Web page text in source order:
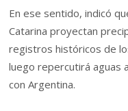
En ese sentido, indicó
Catarina proyectan
registros históricos de
luego repercutirá aguas
con Argentina.